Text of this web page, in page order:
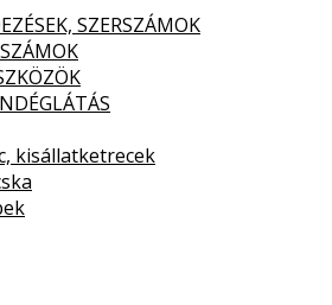
SZERSZÁMOK
kisállatketrecek